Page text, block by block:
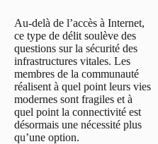
Au-delà de l’accès à Internet,
ce type de délit soulève des
questions sur la sécurité des
infrastructures vitales. Les
membres de la communauté
réalisent à quel point leurs vies
modernes sont fragiles et à
quel point la connectivité est
désormais une nécessité plus
qu’une option.